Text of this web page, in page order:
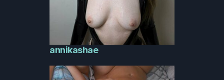
annikashae